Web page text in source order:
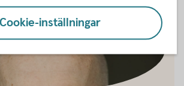
Cookie-inställningar